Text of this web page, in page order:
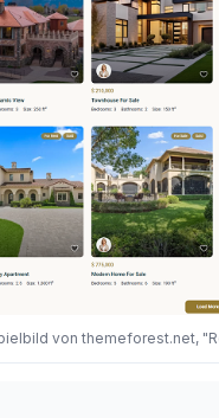
von themeforest.net,